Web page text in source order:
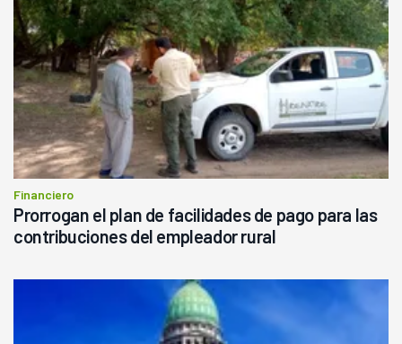
Financiero
Prorrogan el plan de facilidades de pago para las
contribuciones del empleador rural